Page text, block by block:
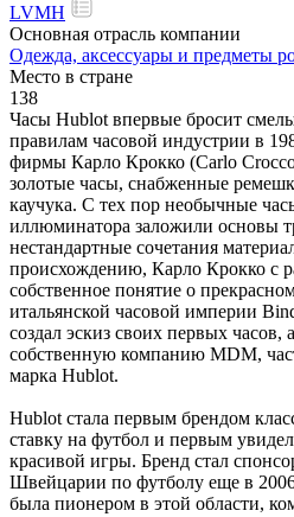
LVMH
Основная отрасль компании
Одежда, аксессуары и предметы
Место в стране
138
Часы Hublot впервые бросит
правилам часовой индустрии в
фирмы Карло Крокко (Carlo
золотые часы, снабженные
каучука. С тех пор необычные
иллюминатора заложили основы
нестандартные сочетания
происхождению, Карло Крокко с
собственное понятие о
итальянской часовой империи
создал эскиз своих первых часов,
собственную компанию MDM,
марка Hublot.
Hublot стала первым брендом
ставку на футбол и первым
красивой игры. Бренд стал
Швейцарии по футболу еще в
была пионером в этой области,